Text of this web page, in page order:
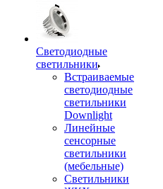
Светодиодные
светильники
Встраиваемые
светодиодные
светильники
Downlight
Линейные
сенсорные
светильники
(мебельные)
Светильники